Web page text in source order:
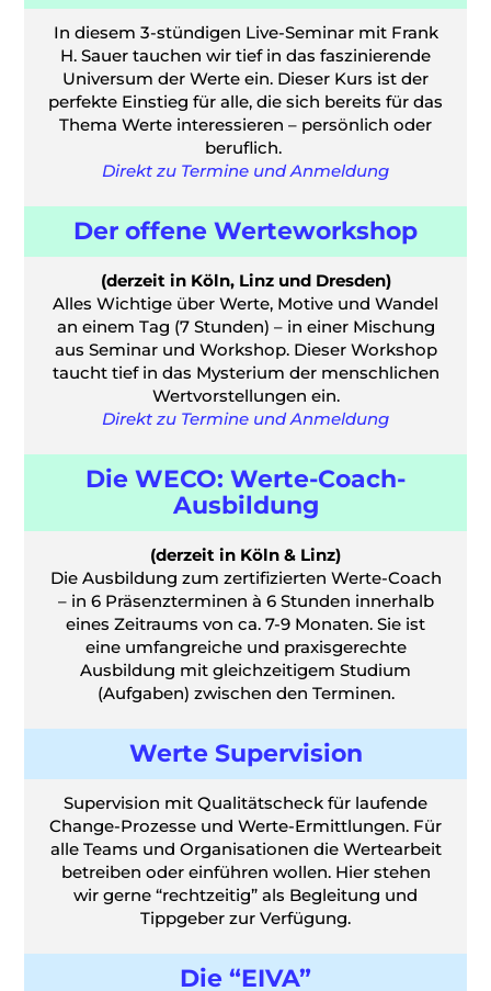
In diesem 3-stündigen Live-Seminar mit Frank
H. Sauer tauchen wir tief in das faszinierende
Universum der Werte ein. Dieser Kurs ist der
perfekte Einstieg für alle, die sich bereits für das
Thema Werte interessieren – persönlich oder
beruflich.
Direkt zu Termine und Anmeldung
Der offene Werteworkshop
(derzeit in Köln, Linz und Dresden)
Alles Wichtige über Werte, Motive und Wandel
an einem Tag (7 Stunden) – in einer Mischung
aus Seminar und Workshop. Dieser Workshop
taucht tief in das Mysterium der menschlichen
Wertvorstellungen ein.
Direkt zu Termine und Anmeldung
Die WECO: Werte-Coach-
Ausbildung
(derzeit in Köln & Linz)
Die Ausbildung zum zertifizierten Werte-Coach
– in 6 Präsenzterminen à 6 Stunden innerhalb
eines Zeitraums von ca. 7-9 Monaten. Sie ist
eine umfangreiche und praxisgerechte
Ausbildung mit gleichzeitigem Studium
(Aufgaben) zwischen den Terminen.
Werte Supervision
Supervision mit Qualitätscheck für laufende
Change-Prozesse und Werte-Ermittlungen. Für
alle Teams und Organisationen die Wertearbeit
betreiben oder einführen wollen. Hier stehen
wir gerne “rechtzeitig” als Begleitung und
Tippgeber zur Verfügung.
Die “EIVA”